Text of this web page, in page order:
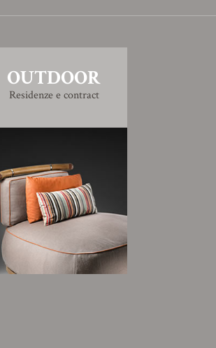
OUTDOOR
Residenze e contract